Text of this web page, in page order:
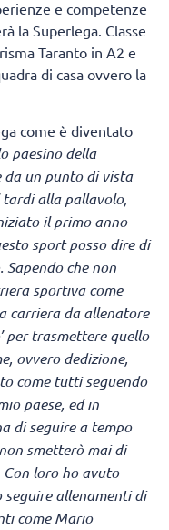
e competenze
la Superlega. Classe
Taranto in A2 e
di casa ovvero la
come è diventato
paesino della
da un punto di vista
tardi alla pallavolo,
il primo anno
sport posso dire di
che non
sportiva come
carriera da allenatore
per trasmettere quello
ovvero dedizione,
come tutti seguendo
paese, ed in
di seguire a tempo
smetterò mai di
loro ho avuto
allenamenti di
come Mario